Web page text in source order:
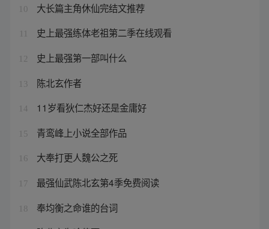
10 大长篇主角休仙完结文推荐
史上最强练体老祖第二季在线观看
12 史上最强第一部叫什么
13 陈北玄作者
14 11岁看狄仁杰好还是金庸好
15 青鸾峰上小说全部作品
16 大奉打更人魏公之死
17 最强仙武陈北玄第4季免费阅读
18 奉均衡之命谁的台词